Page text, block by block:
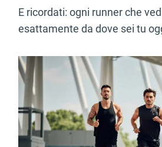
E ricordati: ogni runner che
esattamente da dove sei tu